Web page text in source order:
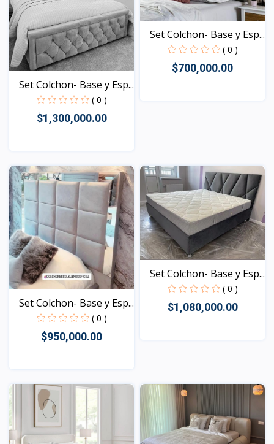
Set Colchon- Base y Esp...
( 0 )
$1,300,000.00
Vista
Set Colchon- Base y Esp...
( 0 )
$700,000.00
Set Colchon- Base y Esp...
( 0 )
$950,000.00
Vista
Set Colchon- Base y Esp...
( 0 )
$1,080,000.00